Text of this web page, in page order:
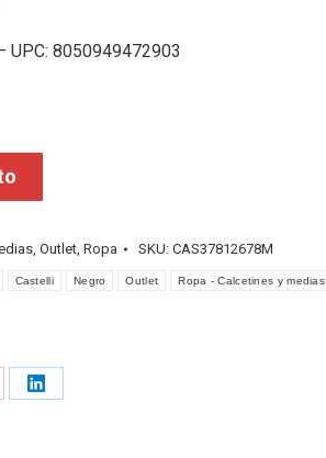
UPC: 8050949472903
, Outlet, Ropa SKU: CAS37812678M
Castelli Negro Outlet Ropa - Calcetines y medias
Share